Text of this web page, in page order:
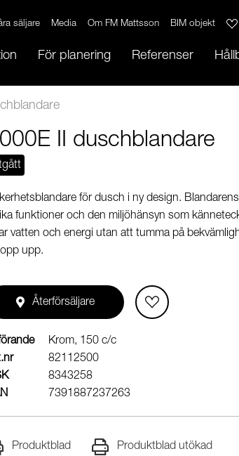
säljare Media Om FM Mattsson BIM objekt
För planering Referenser
II duschblandare
för dusch i ny design.
funktioner och den miljöhänsyn som
vatten och energi utan att tumma på
upp.
Återförsäljare
Krom, 150 c/c
82112500
8343258
7391887237263
Produktblad Produktblad utökad